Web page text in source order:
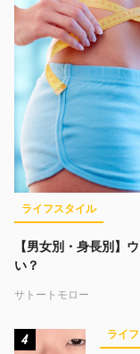
ライフスタイル
【男女別・身長別】
い？
サトートモロー
4 ライ